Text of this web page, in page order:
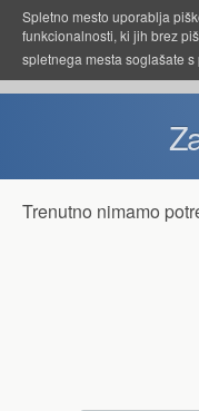
Trenutno nimamo
Spletno mesto uporablja
funkcionalnosti, ki jih brez
spletnega mesta soglašate s